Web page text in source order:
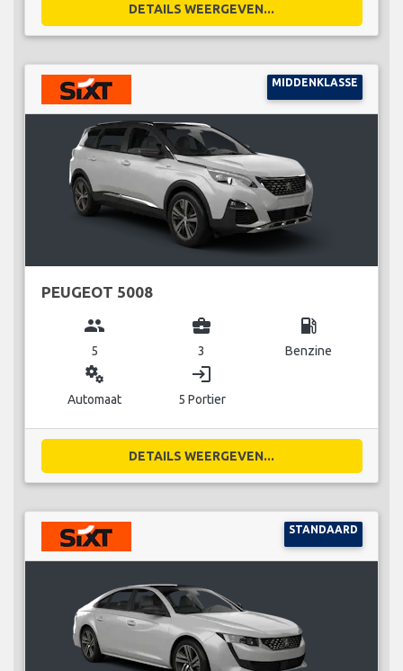
DETAILS WEERGEVEN...
MIDDENKLASSE
PEUGEOT 5008
group
5
business_center
3
local_gas_station
Benzine
miscellaneous_services
Automaat
login
5 Portier
DETAILS WEERGEVEN...
STANDAARD